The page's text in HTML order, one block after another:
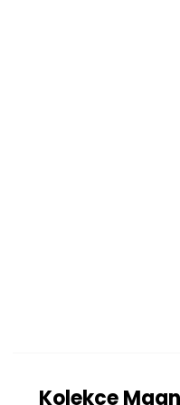
Kolekce